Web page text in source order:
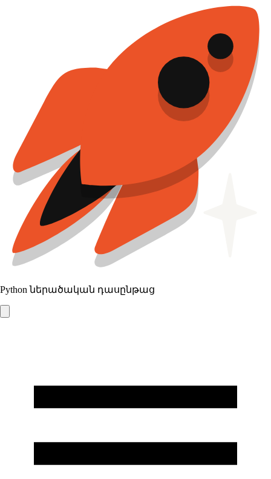
Python ներածական դասընթաց